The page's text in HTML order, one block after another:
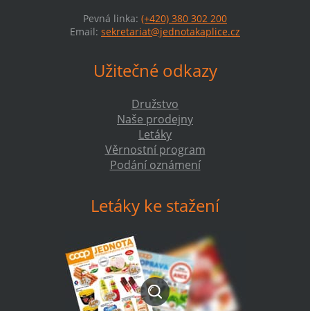
Pevná linka: (+420) 380 302 200
Email: sekretariat@jednotakaplice.cz
Užitečné odkazy
Družstvo
Naše prodejny
Letáky
Věrnostní program
Podání oznámení
Letáky ke stažení